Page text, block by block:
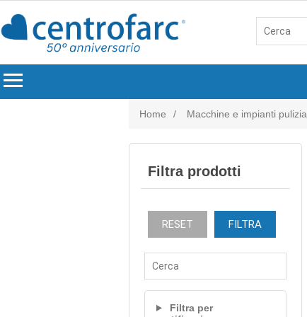
menu
Home / Macchine e impianti pulizia
Filtra prodotti
RESET FILTRA
Filtra per